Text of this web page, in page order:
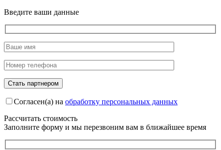
Введите ваши данные
Согласен(а) на обработку персональных данных
Рассчитать стоимость
Заполните форму и мы перезвоним вам в ближайшее время